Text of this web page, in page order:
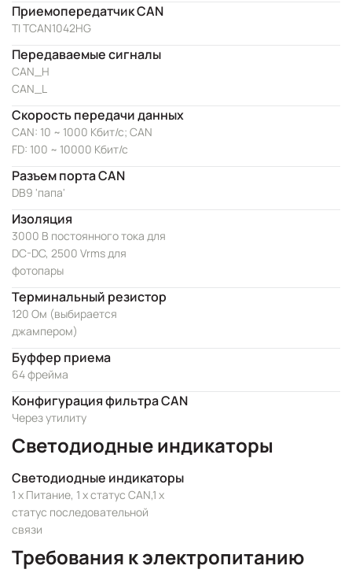
Приемопередатчик CAN
TI TCAN1042HG
Передаваемые сигналы
CAN_H
CAN_L
Скорость передачи данных
CAN: 10 ~ 1000 Кбит/с; CAN
FD: 100 ~ 10000 Кбит/с
Разъем порта CAN
DB9 'папа'
Изоляция
3000 В постоянного тока для
DC-DC, 2500 Vrms для
фотопары
Терминальный резистор
120 Ом (выбирается
джампером)
Буффер приема
64 фрейма
Конфигурация фильтра CAN
Через утилиту
Светодиодные индикаторы
Светодиодные индикаторы
1 x Питание, 1 x статус CAN,1 x
статус последовательной
связи
Требования к электропитанию